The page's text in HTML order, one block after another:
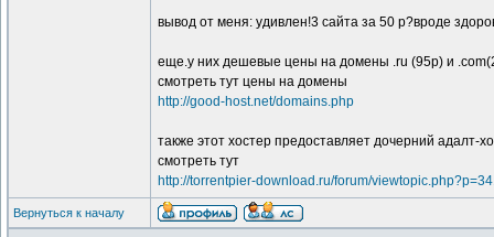
вывод от меня: удивлен!3 сайта за 50 р?вроде
еще.у них дешевые цены на домены .ru (95р) и
смотреть тут цены на домены
http://good-host.net/domains.php
также этот хостер предоставляет дочерний адалт-
смотреть тут
http://torrentpier-download.ru/forum/
Вернуться к началу